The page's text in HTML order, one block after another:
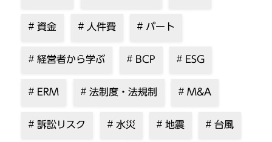
資金 人件費 パート
経営者から学ぶ BCP ESG
ERM 法制度・法規制 M&A
訴訟リスク 水災 地震 台風